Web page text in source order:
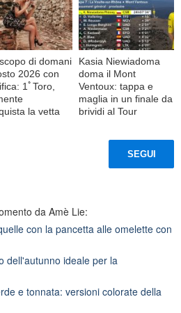
di domani
2026 con
1ﾟToro,
la vetta
Kasia Niewiadoma
doma il Mont
Ventoux: tappa e
maglia in un finale da
brividi al Tour
SEGUI
da Amè Lie:
con la pancetta alle omelette con
dell'autunno ideale per la
e tonnata: versioni colorate della